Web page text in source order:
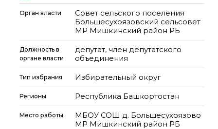
Орган власти
Совет сельского поселения
Большесухоязовский сельсовет
МР Мишкинский район РБ
Должность в
органе власти
депутат, член депутатского
объединения
Тип избрания Избирательный округ
Регионы Республика Башкортостан
Место работы
МБОУ СОШ д. Большесухоязово
МР Мишкинский район РБ